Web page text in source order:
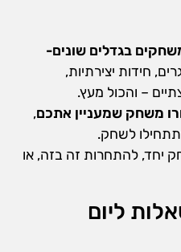
בגדלים שונים-
חידות יצירתיות,
– והכול מעץ.
משחק שמעניין אתכם,
לשחק.
יחד, להתחרות זה בזה, או
ליום